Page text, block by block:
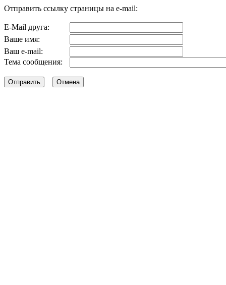
Отправить ссылку страницы на e-mail:
E-Mail друга:
Ваше имя:
Ваш e-mail:
Тема сообщения: